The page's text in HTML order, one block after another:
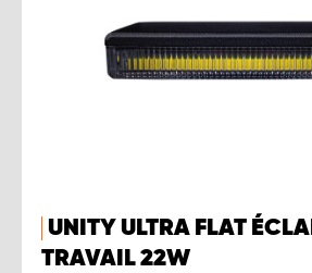
UNITY ULTRA FLAT
TRAVAIL 22W